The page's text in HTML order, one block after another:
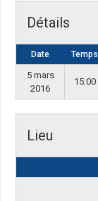
Détails
Date Temps
5 mars
2016
15:00
Lieu